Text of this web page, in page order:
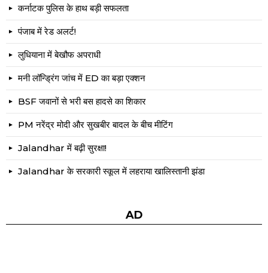
कर्नाटक पुलिस के हाथ बड़ी सफलता
पंजाब में रेड अलर्ट!
लुधियाना में बेखौफ अपराधी
मनी लॉन्ड्रिंग जांच में ED का बड़ा एक्शन
BSF जवानों से भरी बस हादसे का शिकार
PM नरेंद्र मोदी और सुखबीर बादल के बीच मीटिंग
Jalandhar में बढ़ी सुरक्षा!
Jalandhar के सरकारी स्कूल में लहराया खालिस्तानी झंडा
AD